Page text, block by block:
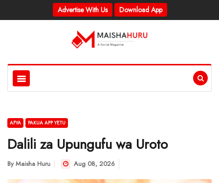
Advertise With Us Download App
AFYA PAKUA APP YETU
Dalili za Upungufu wa Uroto
By Maisha Huru Aug 08, 2026